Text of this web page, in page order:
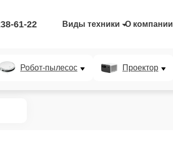
61-22 Виды техники О компании
Робот-пылесос Проектор